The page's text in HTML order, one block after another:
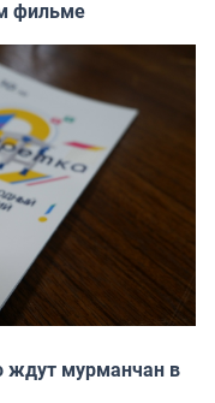
фильме
ждут мурманчан в